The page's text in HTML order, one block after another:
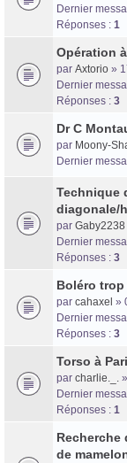
Dernier
Réponses : 1
Opération
par Axtorio »
Dernier
Réponses : 3
Dr C
par Moony-
Dernier
Technique
diagonale/
par Gaby2238
Dernier
Réponses : 3
Boléro trop
par cahaxel »
Dernier
Réponses : 3
Torso à
par charlie._.
Dernier
Réponses : 1
Recherche
de